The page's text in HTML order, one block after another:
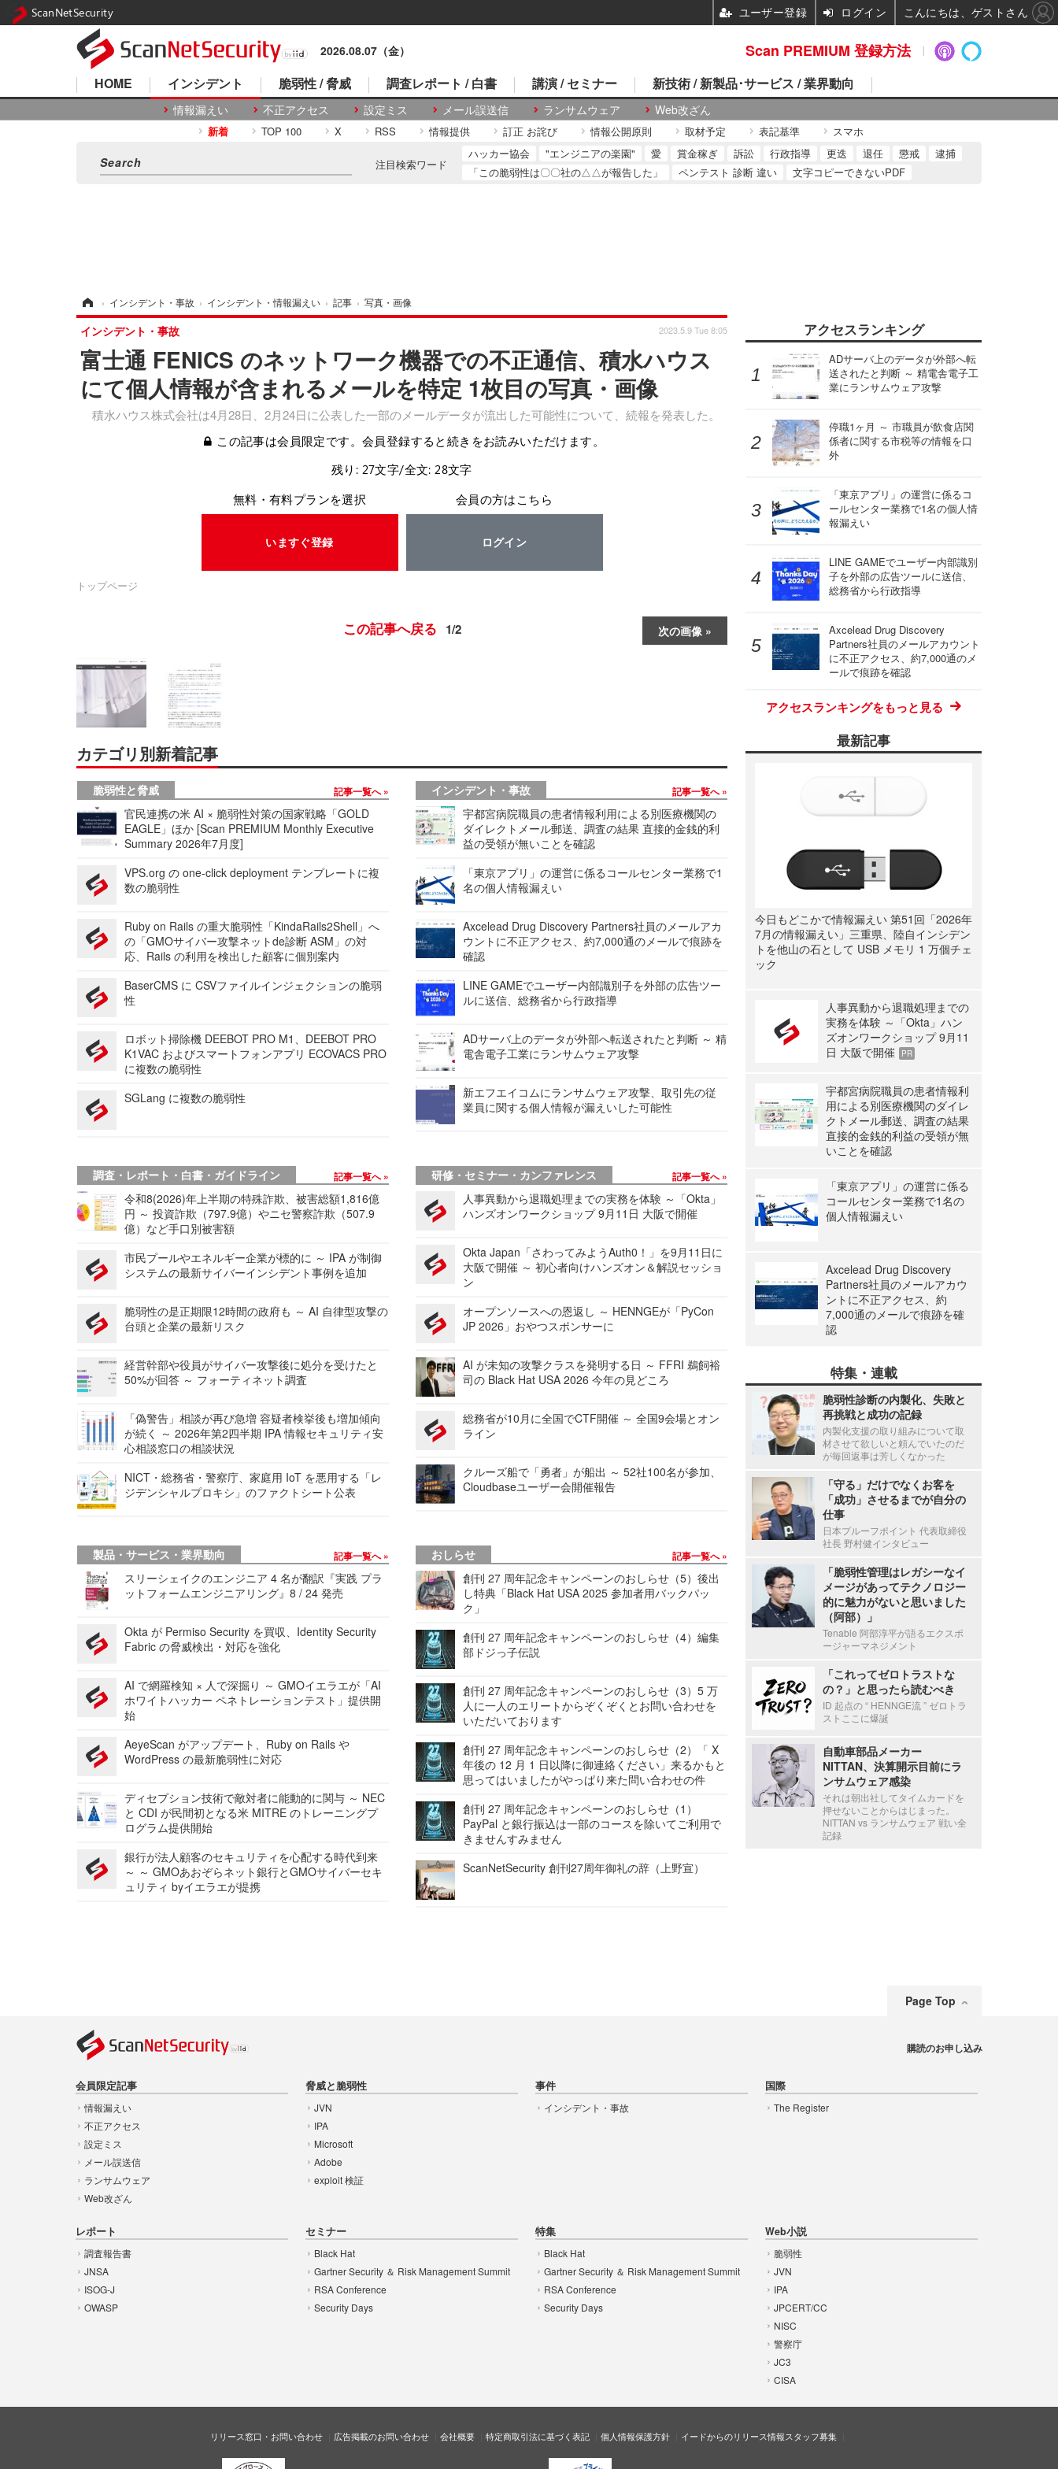
2026.08.07（金）
HOME インシデント
情報漏えい 不正アクセス 設定ミス メール誤送信 ランサムウェア Web改ざん
脆弱性 / 脅威 調査レポート / 白書 講演 / セミナー 新技術 / 新製品･サービス / 業界動向
新着 TOP 100 X RSS 情報提供 訂正 お詫び 情報公開原則 取材予定 表記基準 スマホ
注目検索ワード
ハッカー協会 "エンジニアの楽園" 愛 賞金稼ぎ 訴訟 行政指導 更迭 退任 懲戒
逮捕
「この脆弱性は〇〇社の△△が報告した」
ペンテスト 診断 違い 文字コピーできないPDF
› インシデント・事故 › インシデント・情報漏えい › 記事 › 写真・画像
富士通 FENICS のネットワーク機器での不正通信、積水ハウス
にて個人情報が含まれるメールを特定 1枚目の写真・画像
積水ハウス株式会社は4月28日、2月24日に公表した一部のメールデータが流出した可能性について、続報を発表した。
インシデント・事故 2023.5.9 Tue 8:05
この記事は会員限定です。会員登録すると続きをお読みいただけます。
残り: 27文字/全文: 28文字
無料・有料プランを選択
いますぐ登録
会員の方はこちら
ログイン
トップページ
次の画像
この記事へ戻る 1/2
カテゴリ別新着記事
脆弱性と脅威 記事一覧へ
官民連携の米 AI × 脆弱性対策の国家戦略「GOLD
EAGLE」ほか [Scan PREMIUM Monthly Executive
Summary 2026年7月度]
VPS.org の one-click deployment テンプレートに複
数の脆弱性
Ruby on Rails の重大脆弱性「KindaRails2Shell」へ
の「GMOサイバー攻撃ネットde診断 ASM」の対
応、Rails の利用を検出した顧客に個別案内
BaserCMS に CSVファイルインジェクションの脆弱
性
ロボット掃除機 DEEBOT PRO M1、DEEBOT PRO
K1VAC およびスマートフォンアプリ ECOVACS PRO
に複数の脆弱性
SGLang に複数の脆弱性
インシデント・事故 記事一覧へ
宇都宮病院職員の患者情報利用による別医療機関の
ダイレクトメール郵送、調査の結果 直接的金銭的利
益の受領が無いことを確認
「東京アプリ」の運営に係るコールセンター業務で1
名の個人情報漏えい
Axcelead Drug Discovery Partners社員のメールアカ
ウントに不正アクセス、約7,000通のメールで痕跡を
確認
LINE GAMEでユーザー内部識別子を外部の広告ツー
ルに送信、総務省から行政指導
ADサーバ上のデータが外部へ転送されたと判断 ～ 精
電舎電子工業にランサムウェア攻撃
新エフエイコムにランサムウェア攻撃、取引先の従
業員に関する個人情報が漏えいした可能性
調査・レポート・白書・ガイドライン 記事一覧へ
令和8(2026)年上半期の特殊詐欺、被害総額1,816億
円 ～ 投資詐欺（797.9億）やニセ警察詐欺（507.9
億）など手口別被害額
市民プールやエネルギー企業が標的に ～ IPA が制御
システムの最新サイバーインシデント事例を追加
脆弱性の是正期限12時間の政府も ～ AI 自律型攻撃の
台頭と企業の最新リスク
経営幹部や役員がサイバー攻撃後に処分を受けたと
50%が回答 ～ フォーティネット調査
「偽警告」相談が再び急増 容疑者検挙後も増加傾向
が続く ～ 2026年第2四半期 IPA 情報セキュリティ安
心相談窓口の相談状況
NICT・総務省・警察庁、家庭用 IoT を悪用する「レ
ジデンシャルプロキシ」のファクトシート公表
研修・セミナー・カンファレンス 記事一覧へ
人事異動から退職処理までの実務を体験 ～「Okta」
ハンズオンワークショップ 9月11日 大阪で開催
Okta Japan「さわってみようAuth0！」を9月11日に
大阪で開催 ～ 初心者向けハンズオン＆解説セッショ
ン
オープンソースへの恩返し ～ HENNGEが「PyCon
JP 2026」おやつスポンサーに
AI が未知の攻撃クラスを発明する日 ～ FFRI 鵜飼裕
司の Black Hat USA 2026 今年の見どころ
総務省が10月に全国でCTF開催 ～ 全国9会場とオン
ライン
クルーズ船で「勇者」が船出 ～ 52社100名が参加、
Cloudbaseユーザー会開催報告
製品・サービス・業界動向 記事一覧へ
スリーシェイクのエンジニア 4 名が翻訳『実践 プラ
ットフォームエンジニアリング』8 / 24 発売
Okta が Permiso Security を買収、Identity Security
Fabric の脅威検出・対応を強化
AI で網羅検知 × 人で深掘り ～ GMOイエラエが「AI
ホワイトハッカー ペネトレーションテスト」提供開
始
AeyeScan がアップデート、Ruby on Rails や
WordPress の最新脆弱性に対応
ディセプション技術で敵対者に能動的に関与 ～ NEC
と CDI が民間初となる米 MITRE のトレーニングプ
ログラム提供開始
銀行が法人顧客のセキュリティを心配する時代到来
～ ～ GMOあおぞらネット銀行とGMOサイバーセキ
ュリティ byイエラエが提携
おしらせ 記事一覧へ
創刊 27 周年記念キャンペーンのおしらせ（5）後出
し特典「Black Hat USA 2025 参加者用バックパッ
ク」
創刊 27 周年記念キャンペーンのおしらせ（4）編集
部ドジっ子伝説
創刊 27 周年記念キャンペーンのおしらせ（3）5 万
人に一人のエリートからぞくぞくとお問い合わせを
いただいております
創刊 27 周年記念キャンペーンのおしらせ（2）「 X
年後の 12 月 1 日以降に御連絡ください」来るかもと
思ってはいましたがやっぱり来た問い合わせの件
創刊 27 周年記念キャンペーンのおしらせ（1）
PayPal と銀行振込は一部のコースを除いてご利用で
きませんすみません
ScanNetSecurity 創刊27周年御礼の辞（上野宣）
アクセスランキング
ADサーバ上のデータが外部へ転
送されたと判断 ～ 精電舎電子工
業にランサムウェア攻撃
停職1ヶ月 ～ 市職員が飲食店関
係者に関する市税等の情報を口
外
「東京アプリ」の運営に係るコ
ールセンター業務で1名の個人情
報漏えい
LINE GAMEでユーザー内部識別
子を外部の広告ツールに送信、
総務省から行政指導
Axcelead Drug Discovery
Partners社員のメールアカウント
に不正アクセス、約7,000通のメ
ールで痕跡を確認
アクセスランキングをもっと見る
最新記事
今日もどこかで情報漏えい 第51回「2026年
7月の情報漏えい」三重県、陸自インシデン
トを他山の石として USB メモリ 1 万個チェ
ック
人事異動から退職処理までの
実務を体験 ～「Okta」ハン
ズオンワークショップ 9月11
日 大阪で開催
PR
宇都宮病院職員の患者情報利
用による別医療機関のダイレ
クトメール郵送、調査の結果
直接的金銭的利益の受領が無
いことを確認
「東京アプリ」の運営に係る
コールセンター業務で1名の
個人情報漏えい
Axcelead Drug Discovery
Partners社員のメールアカウ
ントに不正アクセス、約
7,000通のメールで痕跡を確
認
特集・連載
脆弱性診断の内製化、失敗と
再挑戦と成功の記録
内製化支援の取り組みについて取
材させて欲しいと頼んでいたのだ
が毎回返事は芳しくなかった
「守る」だけでなくお客を
「成功」させるまでが自分の
仕事
日本プルーフポイント 代表取締役
社長 野村健インタビュー
「脆弱性管理はレガシーなイ
メージがあってテクノロジー
的に魅力がないと思いました
（阿部）」
Tenable 阿部淳平が語るエクスポ
ージャーマネジメント
「これってゼロトラストな
の？」と思ったら読むべき
ID 起点の “ HENNGE流 ” ゼロトラ
ストここに爆誕
自動車部品メーカー
NITTAN、決算開示目前にラ
ンサムウェア感染
それは朝出社してタイムカードを
押せないことからはじまった。
NITTAN vs ランサムウェア 戦い全
記録
Page Top
会員限定記事
情報漏えい
不正アクセス
設定ミス
メール誤送信
ランサムウェア
Web改ざん
脅威と脆弱性
JVN
IPA
Microsoft
Adobe
exploit 検証
事件
インシデント・事故
国際
The Register
レポート
調査報告書
JNSA
ISOG-J
OWASP
セミナー
Black Hat
Gartner Security ＆ Risk Management Summit
RSA Conference
Security Days
特集
Black Hat
Gartner Security ＆ Risk Management Summit
RSA Conference
Security Days
Web小説
脆弱性
JVN
IPA
JPCERT/CC
NISC
警察庁
JC3
CISA
購読のお申し込み
リリース窓口・お問い合わせ 広告掲載のお問い合わせ 会社概要 特定商取引法に基づく表記 個人情報保護方針 イードからのリリース情報スタッフ募集
Scan PREMIUM 登録方法
ScanNetSecurity ユーザー登録 ログイン こんにちは、ゲストさん